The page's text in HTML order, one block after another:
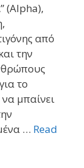
(Alpha),
από
την
το
μπαίνει
… Read